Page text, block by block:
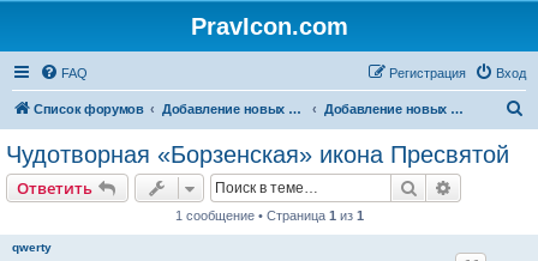
PravIcon.com
FAQ Вход
Регистрация
Список форумов Добавление новых икон/святых на сайт (архив) Добавление новых икон Богородицы на сайт
Чудотворная «Борзенская» икона Пресвятой
Ответить Поиск
1 сообщение • Страница 1 из 1
qwerty